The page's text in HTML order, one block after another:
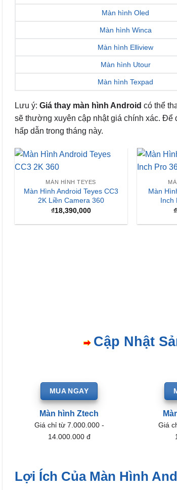
Màn hình Oled
Màn hình Winca
Màn hình Elliview
Màn hình Utour
Màn hình Texpad
Lưu ý: Giá thay màn hình Android có thể
sẽ thường xuyên cập nhật giá chính xác.
hấp dẫn trong tháng này.
MÀN HÌNH TEYES
Màn Hình Android Teyes CC3
2K Liền Camera 360
₫18,390,000
Màn
Inch
₫
Cập Nhật
MUA NGAY
Màn hình Ztech
Giá chỉ từ 7.000.000 -
14.000.000 đ
Giá
Lợi Ích Của Màn Hình